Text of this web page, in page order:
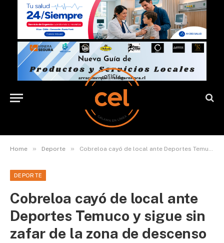
Home » Deporte » Cobreloa cayó de local ante Deportes Temuco y sigue sin zafar de la zona de descenso
DEPORTE
Cobreloa cayó de local ante
Deportes Temuco y sigue sin
zafar de la zona de descenso